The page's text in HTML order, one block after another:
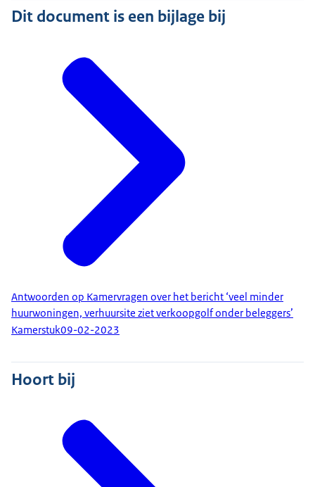
Dit document is een bijlage bij
Antwoorden op Kamervragen over het bericht ‘veel minder
huurwoningen, verhuursite ziet verkoopgolf onder beleggers’
Kamerstuk09-02-2023
Hoort bij